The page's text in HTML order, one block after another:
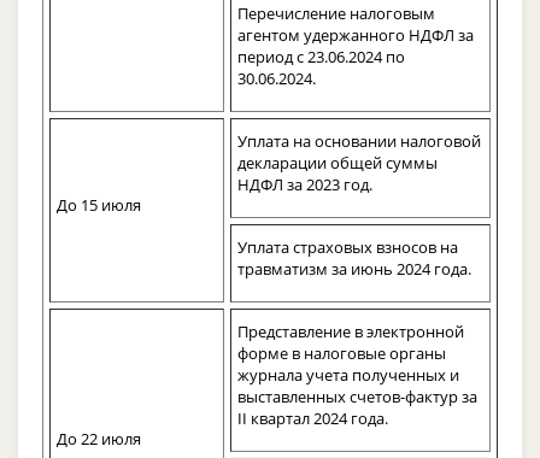
Перечисление налоговым
агентом удержанного НДФЛ за
период с 23.06.2024 по
30.06.2024.
До 15 июля
Уплата на основании налоговой
декларации общей суммы
НДФЛ за 2023 год.
Уплата страховых взносов на
травматизм за июнь 2024 года.
До 22 июля
Представление в электронной
форме в налоговые органы
журнала учета полученных и
выставленных счетов-фактур за
II квартал 2024 года.